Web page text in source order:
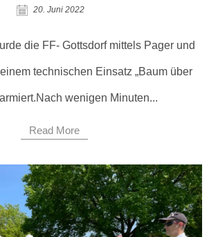
20. Juni 2022
die FF- Gottsdorf mittels Pager und
technischen Einsatz „Baum über
wenigen Minuten...
Read More